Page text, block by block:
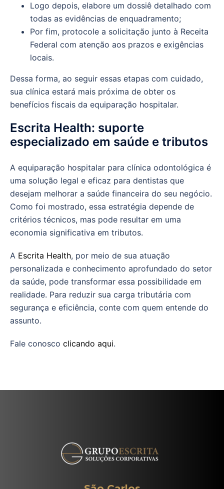
Logo depois, elabore um dossiê detalhado com
todas as evidências de enquadramento;
Por fim, protocole a solicitação junto à Receita
Federal com atenção aos prazos e exigências
locais.
Dessa forma, ao seguir essas etapas com cuidado,
sua clínica estará mais próxima de obter os
benefícios fiscais da equiparação hospitalar.
Escrita Health: suporte
especializado em saúde e tributos
A equiparação hospitalar para clínica odontológica é
uma solução legal e eficaz para dentistas que
desejam melhorar a saúde financeira do seu negócio.
Como foi mostrado, essa estratégia depende de
critérios técnicos, mas pode resultar em uma
economia significativa em tributos.
A Escrita Health, por meio de sua atuação
personalizada e conhecimento aprofundado do setor
da saúde, pode transformar essa possibilidade em
realidade. Para reduzir sua carga tributária com
segurança e eficiência, conte com quem entende do
assunto.
Fale conosco clicando aqui.